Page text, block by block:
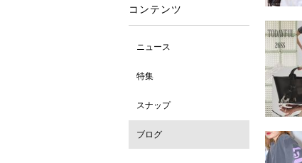
コンテンツ
ニュース
特集
スナップ
ブログ